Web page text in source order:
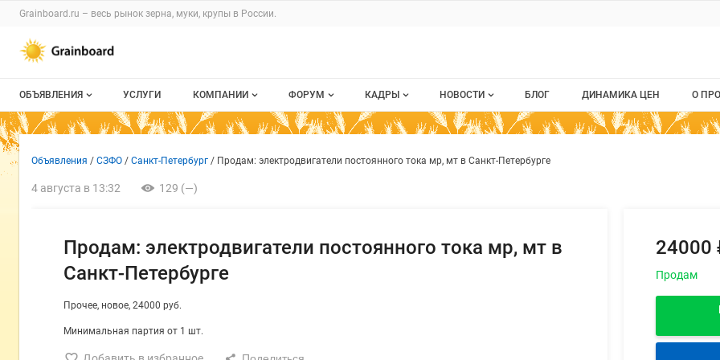
Раздел навигации по сайту grainboard.ru
Grainboard.ru – весь рынок зерна, муки, крупы в России.
Авторизация и меню пользователя
Навигация по разделам сайта grainboard.ru
ОБЪЯВЛЕНИЯ
Все объявления
Мои объявления
УСЛУГИ КОМПАНИИ
О каталоге компаний
Каталог компаний
ФОРУМ
Все темы
Избранные
КАДРЫ
Все вакансии
Все резюме
НОВОСТИ
Новости рынка
БЛОГ ДИНАМИКА ЦЕН О
О
Объявление: Продам: электродвигатели постоянного тока
Информация о объявлении
Навигация и управление объявлением
Объявления СЗФО Санкт-Петербург Продам: электродвигатели постоянного тока мр, мт в Санкт-Петербурге
4 августа в 13:32 129 (—)
Продам: электродвигатели постоянного тока мр, мт в
Санкт-Петербурге
Прочее новое 24000 руб.
Минимальная партия от 1 шт.
Продам